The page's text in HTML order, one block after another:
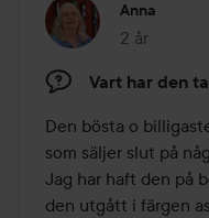
Anna
2 år
Inlägget
Vart har den
Den bösta o
som säljer slut på
Jag har haft den på
den utgått i färgen